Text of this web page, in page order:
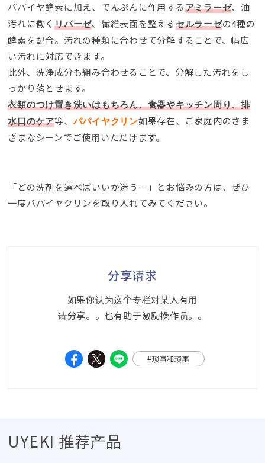
パパイヤ酵素に加え、 でんぷんに作用する アミラーゼ、油
汚れに働くリパーゼ、 繊維表面を整える セルラーゼの4種の
酵素を配合。 汚れの種類に合わせて分解することで、 幅広
い汚れに対応できます。
此外、 洗浄成分も組み合わせることで、 分解した汚れをし
っかり落とせます。
衣類のつけ置き洗いはもちろん、食器やキッチン周り、排
水口のケア等、パパイヤクリン如果存在、
ご家庭内のさま
ざまなシーンでご使用いただけます。
「どの洗剤を選べばいいか迷う…」とお悩みの方は、ぜひ
一度パパイヤクリンを取り入れてみてください。
分享请求
如果你认为这个专栏对某人有用
请分享。。也有助于激励操作员。。
#琐事和琐事
UYEKI 推荐产品